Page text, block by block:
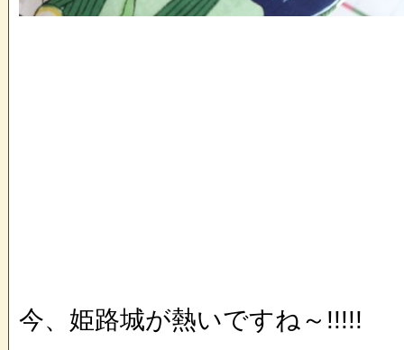
今、姫路城が熱いですね～!!!!!